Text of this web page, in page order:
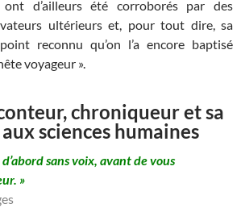
d’ailleurs été corroborés par des
ultérieurs et, pour tout dire, sa
reconnu qu’on l’a encore baptisé
voyageur ».
chroniqueur et sa
sciences humaines
sans voix, avant de vous
»